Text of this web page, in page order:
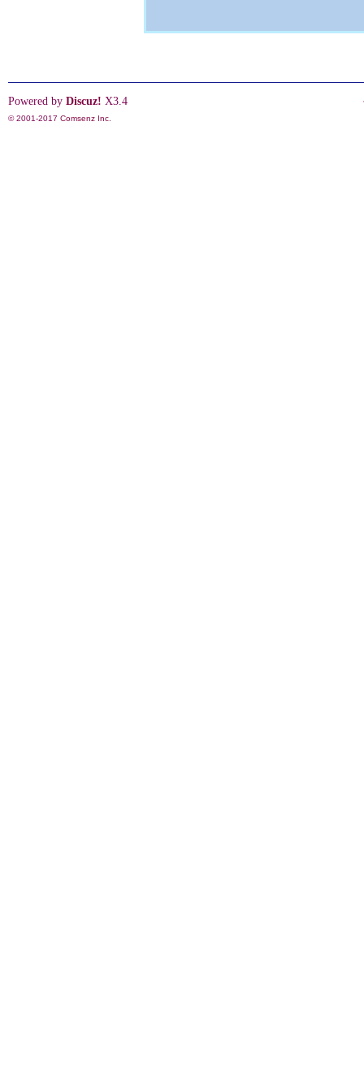
Powered by Discuz! X3.4
© 2001-2017 Comsenz Inc.